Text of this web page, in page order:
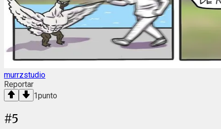
murrzstudio
Reportar
1punto
#5